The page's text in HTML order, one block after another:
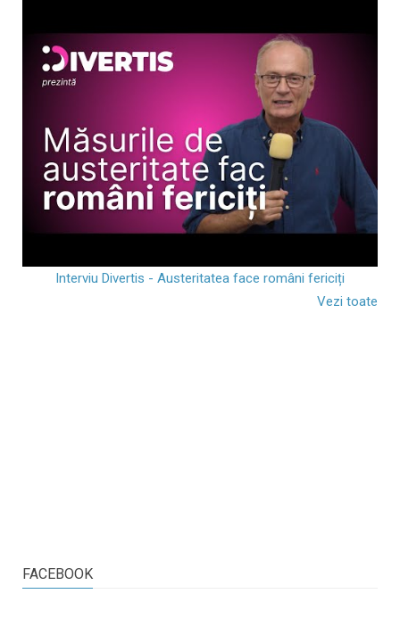
Interviu Divertis - Austeritatea face români fericiți
Vezi toate
FACEBOOK